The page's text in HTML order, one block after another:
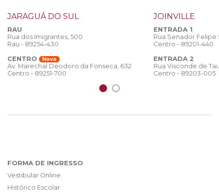
JARAGUÁ DO SUL
RAU
Rua dos Imigrantes, 500
Rau - 89254-430
CENTRO
Novo
Av. Marechal Deodoro da Fonseca, 632
Centro - 89251-700
JOINVILLE
ENTRADA 1
Rua Senador
Centro - 89201-440
ENTRADA 2
Rua Visconde de
Centro - 89203-005
FORMA DE INGRESSO
Vestibular Online
Histórico Escolar